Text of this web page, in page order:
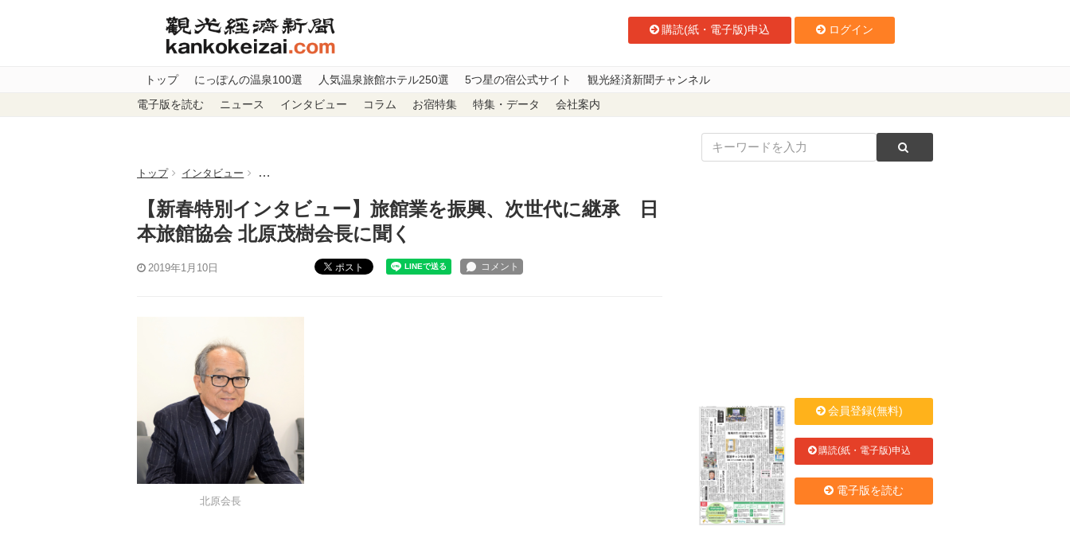
購読(紙・電子版)申込 ログイン
トップ にっぽんの温泉100選 人気温泉旅館ホテル250選 5つ星の宿公式サイト 観光経済新聞チャンネル
電子版を読む ニュース インタビュー コラム お宿特集 特集・データ 会社案内
トップ インタビュー 【新春特別インタビュー】旅館業を振興、次世代に継承 日本旅館協会 北原茂樹会長に聞く
【新春特別インタビュー】旅館業を振興、次世代に継承 日
本旅館協会 北原茂樹会長に聞く
2019年1月10日 ポスト
北原会長
会員登録(無料)
購読(紙・電子版)申込
電子版を読む